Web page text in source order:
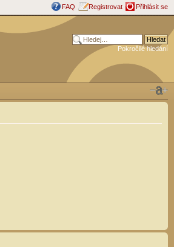
FAQ Registrovat Přihlásit se
Pokročilé hledání